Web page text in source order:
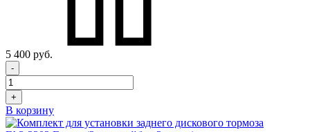
5 400 руб.
-
+
В корзину